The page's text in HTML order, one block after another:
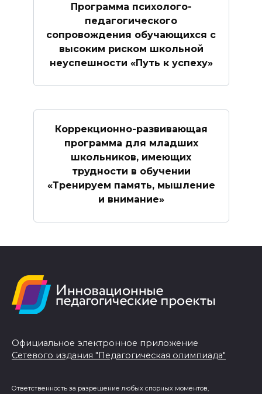
Программа психолого-
педагогического
сопровождения обучающихся с
высоким риском школьной
неуспешности «Путь к успеху»
Коррекционно-развивающая
программа для младших
школьников, имеющих
трудности в обучении
«Тренируем память, мышление
и внимание»
Официальное электронное приложение
Сетевого издания "Педагогическая олимпиада"
Ответственность за разрешение любых спорных моментов,